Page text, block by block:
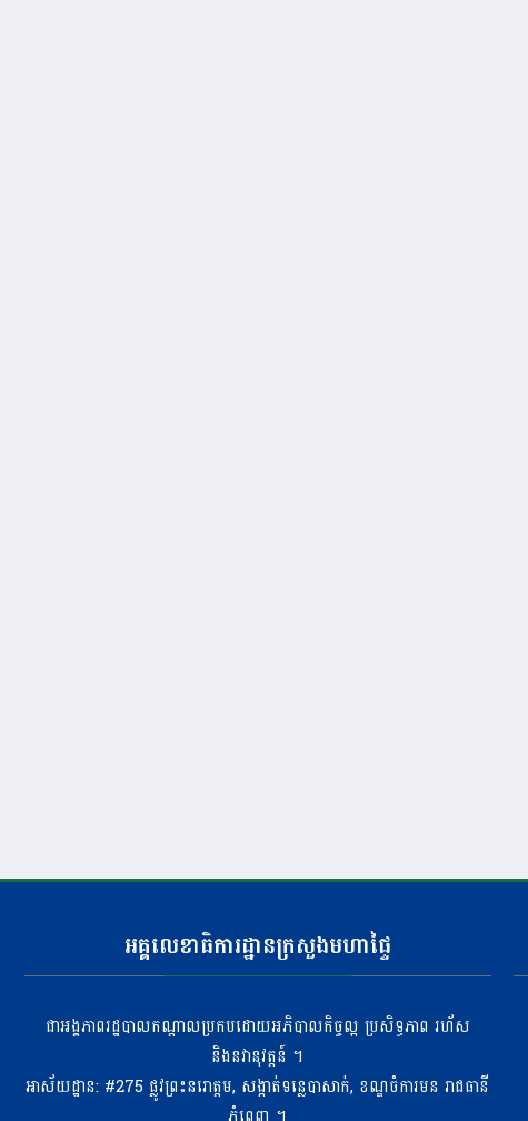
អគ្គលេខាធិការដ្ឋានក្រសួងមហាផ្ទៃ
ជាអង្គភាពរដ្ឋបាលកណ្តាលប្រកបដោយអភិបាលកិច្ចល្អ ប្រសិទ្ធភាព រហ័ស
និងនវានុវត្តន៍ ។
អាស័យដ្ឋាន: #275 ​ផ្លូវព្រះនរោត្តម, សង្កាត់ទន្លេបាសាក់, ខណ្ឌចំការមន រាជធានី